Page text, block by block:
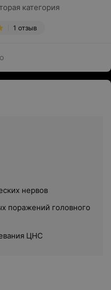
категория
1 отзыв
нервов
поражений головного
ЦНС